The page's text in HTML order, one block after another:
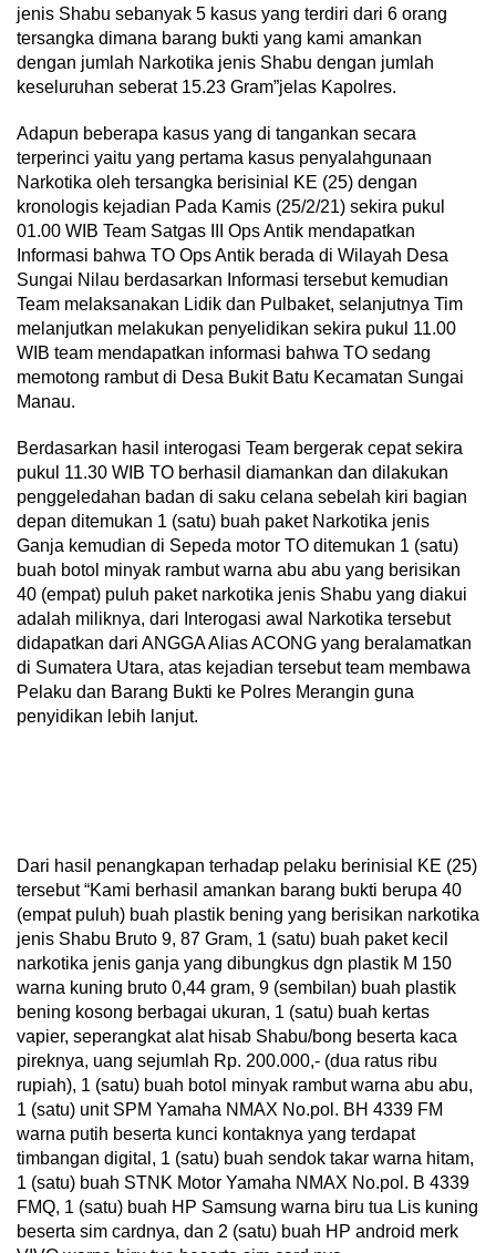
jenis Shabu sebanyak 5 kasus yang terdiri dari 6 orang
tersangka dimana barang bukti yang kami amankan
dengan jumlah Narkotika jenis Shabu dengan jumlah
keseluruhan seberat 15.23 Gram”jelas Kapolres.
Adapun beberapa kasus yang di tangankan secara
terperinci yaitu yang pertama kasus penyalahgunaan
Narkotika oleh tersangka berisinial KE (25) dengan
kronologis kejadian Pada Kamis (25/2/21) sekira pukul
01.00 WIB Team Satgas III Ops Antik mendapatkan
Informasi bahwa TO Ops Antik berada di Wilayah Desa
Sungai Nilau berdasarkan Informasi tersebut kemudian
Team melaksanakan Lidik dan Pulbaket, selanjutnya Tim
melanjutkan melakukan penyelidikan sekira pukul 11.00
WIB team mendapatkan informasi bahwa TO sedang
memotong rambut di Desa Bukit Batu Kecamatan Sungai
Manau.
Berdasarkan hasil interogasi Team bergerak cepat sekira
pukul 11.30 WIB TO berhasil diamankan dan dilakukan
penggeledahan badan di saku celana sebelah kiri bagian
depan ditemukan 1 (satu) buah paket Narkotika jenis
Ganja kemudian di Sepeda motor TO ditemukan 1 (satu)
buah botol minyak rambut warna abu abu yang berisikan
40 (empat) puluh paket narkotika jenis Shabu yang diakui
adalah miliknya, dari Interogasi awal Narkotika tersebut
didapatkan dari ANGGA Alias ACONG yang beralamatkan
di Sumatera Utara, atas kejadian tersebut team membawa
Pelaku dan Barang Bukti ke Polres Merangin guna
penyidikan lebih lanjut.
Dari hasil penangkapan terhadap pelaku berinisial KE (25)
tersebut “Kami berhasil amankan barang bukti berupa 40
(empat puluh) buah plastik bening yang berisikan narkotika
jenis Shabu Bruto 9, 87 Gram, 1 (satu) buah paket kecil
narkotika jenis ganja yang dibungkus dgn plastik M 150
warna kuning bruto 0,44 gram, 9 (sembilan) buah plastik
bening kosong berbagai ukuran, 1 (satu) buah kertas
vapier, seperangkat alat hisab Shabu/bong beserta kaca
pireknya, uang sejumlah Rp. 200.000,- (dua ratus ribu
rupiah), 1 (satu) buah botol minyak rambut warna abu abu,
1 (satu) unit SPM Yamaha NMAX No.pol. BH 4339 FM
warna putih beserta kunci kontaknya yang terdapat
timbangan digital, 1 (satu) buah sendok takar warna hitam,
1 (satu) buah STNK Motor Yamaha NMAX No.pol. B 4339
FMQ, 1 (satu) buah HP Samsung warna biru tua Lis kuning
beserta sim cardnya, dan 2 (satu) buah HP android merk